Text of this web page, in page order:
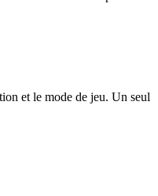
et le mode de jeu. Un seul